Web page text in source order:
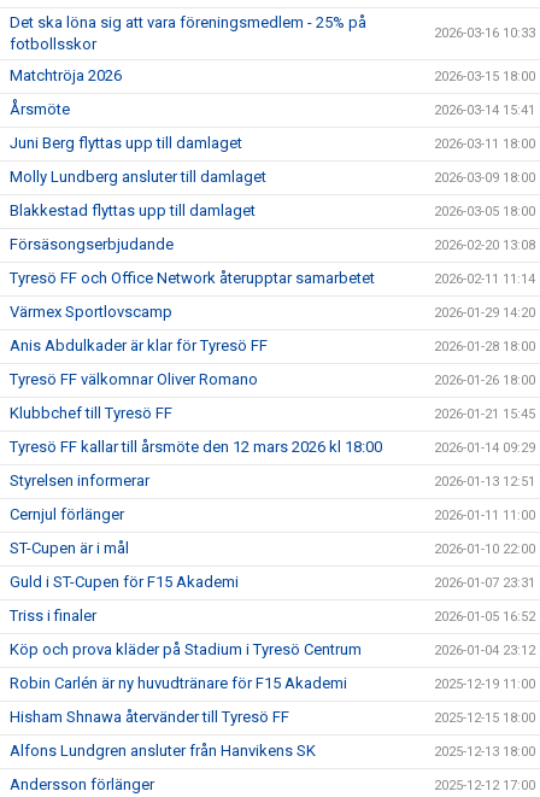
Det ska löna sig att vara föreningsmedlem - 25% på
fotbollsskor
2026-03-16 10:33
Matchtröja 2026 2026-03-15 18:00
Årsmöte 2026-03-14 15:41
Juni Berg flyttas upp till damlaget 2026-03-11 18:00
Molly Lundberg ansluter till damlaget 2026-03-09 18:00
Blakkestad flyttas upp till damlaget 2026-03-05 18:00
Försäsongserbjudande 2026-02-20 13:08
Tyresö FF och Office Network återupptar samarbetet 2026-02-11 11:14
Värmex Sportlovscamp 2026-01-29 14:20
Anis Abdulkader är klar för Tyresö FF 2026-01-28 18:00
Tyresö FF välkomnar Oliver Romano 2026-01-26 18:00
Klubbchef till Tyresö FF 2026-01-21 15:45
Tyresö FF kallar till årsmöte den 12 mars 2026 kl 18:00 2026-01-14 09:29
Styrelsen informerar 2026-01-13 12:51
Cernjul förlänger 2026-01-11 11:00
ST-Cupen är i mål 2026-01-10 22:00
Guld i ST-Cupen för F15 Akademi 2026-01-07 23:31
Triss i finaler 2026-01-05 16:52
Köp och prova kläder på Stadium i Tyresö Centrum 2026-01-04 23:12
Robin Carlén är ny huvudtränare för F15 Akademi 2025-12-19 11:00
Hisham Shnawa återvänder till Tyresö FF 2025-12-15 18:00
Alfons Lundgren ansluter från Hanvikens SK 2025-12-13 18:00
Andersson förlänger 2025-12-12 17:00